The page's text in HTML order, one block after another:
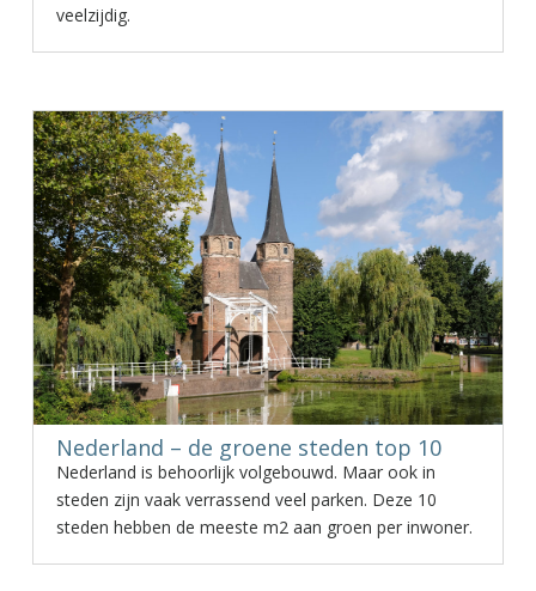
veelzijdig.
Nederland – de groene steden top 10
Nederland is behoorlijk volgebouwd. Maar ook in
steden zijn vaak verrassend veel parken. Deze 10
steden hebben de meeste m2 aan groen per inwoner.